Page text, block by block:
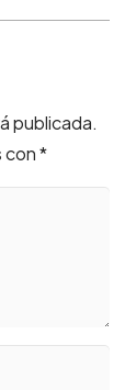
publicada.
con*